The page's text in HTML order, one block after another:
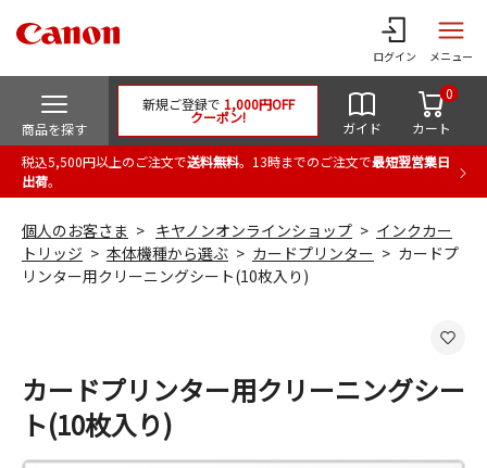
ログイン メニュー
商品を探す
新規ご登録で 1,000円OFF
クーポン!
ガイド カート
0
税込5,500円以上のご注文で送料無料。13時までのご注文で最短翌営業日
出荷。
個人のお客さま キヤノンオンラインショップ
インクカー
トリッジ
本体機種から選ぶ カードプリンター
カードプ
リンター用クリーニングシート(10枚入り)
カードプリンター用クリーニングシー
ト(10枚入り)